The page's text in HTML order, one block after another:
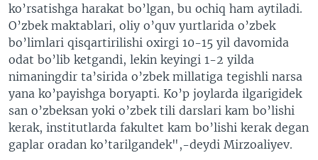
ko’rsatishga harakat bo’lgan, bu ochiq ham aytiladi.
O’zbek maktablari, oliy o’quv yurtlarida o’zbek
bo’limlari qisqartirilishi oxirgi 10-15 yil davomida
odat bo’lib ketgandi, lekin keyingi 1-2 yilda
nimaningdir ta’sirida o’zbek millatiga tegishli narsa
yana ko’payishga boryapti. Ko’p joylarda ilgarigidek
san o’zbeksan yoki o’zbek tili darslari kam bo’lishi
kerak, institutlarda fakultet kam bo’lishi kerak degan
gaplar oradan ko’tarilgandek",-deydi Mirzoaliyev.